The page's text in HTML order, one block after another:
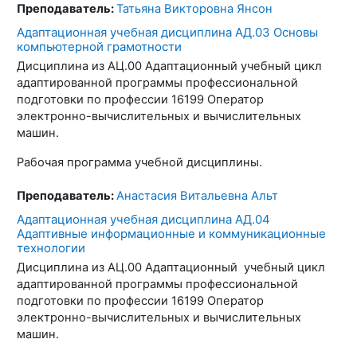
Преподаватель:Татьяна Викторовна Янсон
Адаптационная учебная дисциплина АД.03 Основы
компьютерной грамотности
Дисциплина из АЦ.00 Адаптационный учебный цикл
адаптированной программы профессиональной
подготовки по профессии 16199 Оператор
электронно-вычислительных и вычислительных
машин.
Рабочая программа учебной дисциплины.
Преподаватель:Анастасия Витальевна Альт
Адаптационная учебная дисциплина АД.04
Адаптивные информационные и коммуникационные
технологии
Дисциплина из АЦ.00 Адаптационный учебный цикл
адаптированной программы профессиональной
подготовки по профессии 16199 Оператор
электронно-вычислительных и вычислительных
машин.